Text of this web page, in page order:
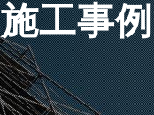
施工事例